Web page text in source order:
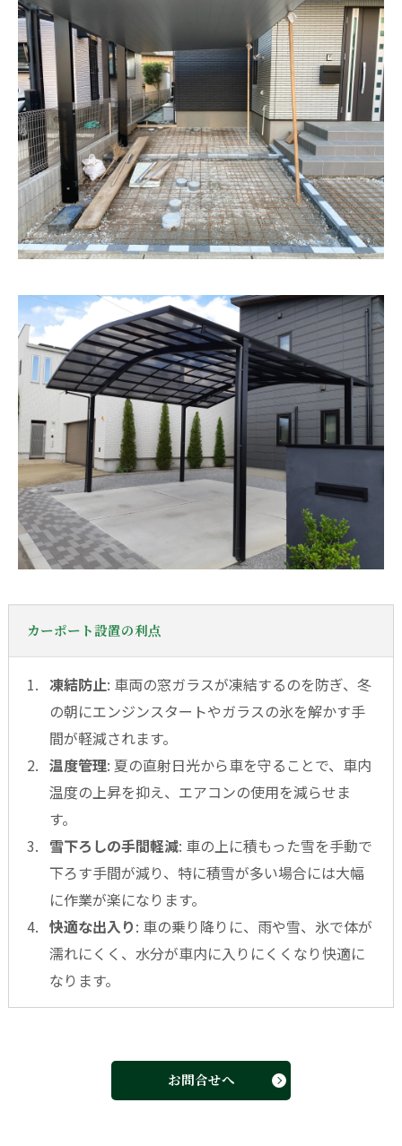
カーポート設置の利点
凍結防止: 車両の窓ガラスが凍結するのを防ぎ、冬
の朝にエンジンスタートやガラスの氷を解かす手
間が軽減されます。
温度管理: 夏の直射日光から車を守ることで、車内
温度の上昇を抑え、エアコンの使用を減らせま
す。
雪下ろしの手間軽減: 車の上に積もった雪を手動で
下ろす手間が減り、特に積雪が多い場合には大幅
に作業が楽になります。
快適な出入り: 車の乗り降りに、雨や雪、氷で体が
濡れにくく、水分が車内に入りにくくなり快適に
なります。
お問合せへ